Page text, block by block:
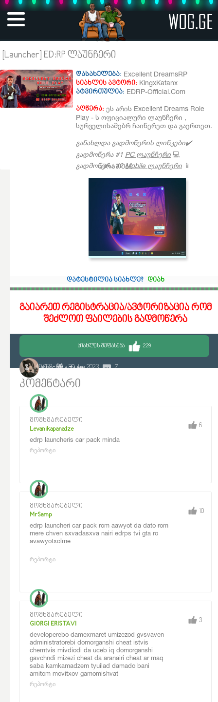
WOG.GE
[Launcher] ED:RP ლაუნჩერი
დასახელება: Excellent DreamsRP
სიახლის ავტორი: KingxKatanx
ატვირთულია: EDRP-Official.Com
აღწერა: ეს არის Excellent Dreams Role
Play - ს ოფიციალური ლაუნჩერი ,
სურველისამებრ ჩაიწერეთ და გაერთეთ.
განახლდა გადმოწერის ლინკები✔️
გადმოწერა #1 PC ლაუნჩერი 💻
გადმოწერა #2Mobile ლაუნჩერი 📱
სურათები
დატესტილია სიახლე? დიახ
გაიარეთ რეგისტრაცია/ავტორიზაცია რომ
შეძლოთ ფაილების გადმოწერა
ᲡᲘᲐᲮᲚᲘᲡ ᲨᲔᲤᲐᲡᲔᲑᲐ 229
KINGXKATANX
49 058 30 Jan 2023 7
კომენტარი
მომხმარებელი
Levanikapanadze
edrp launcheris car pack minda
რეპორტი
6
მომხმარებელი
MrSamp
edrp launcheri car pack rom aawyot da dato rom
mere chven sxvadasxva nairi edrps tvi gta ro
avawyotxolme
რეპორტი
10
მომხმარებელი
GIORGI ERISTAVI
developerebo damexmaret umizezod gvsvaven
administratorebi domorganshi cheat istvis
chemtvis mivdiodi da uceb iq domorganshi
gavchndi mizezi cheat da aranairi cheat ar maq
saba kamkamadzem tyuilad damado bani
amitom movitxov gamomishvat
რეპორტი
3